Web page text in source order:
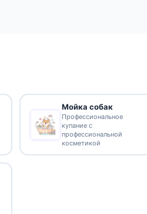
Мойка собак
Профессиональное
купание с
профессиональной
косметикой